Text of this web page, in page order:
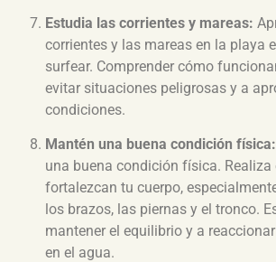
Estudia las corrientes y mareas:
corrientes y las mareas en la playa
surfear. Comprender cómo
evitar situaciones peligrosas y a
condiciones.
Mantén una buena condición física:
una buena condición física. Realiza
fortalezcan tu cuerpo,
los brazos, las piernas y el tronco.
mantener el equilibrio y a
en el agua.